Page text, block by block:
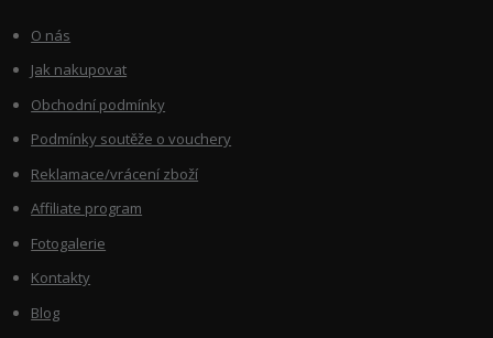
O nás
Jak nakupovat
Obchodní podmínky
Podmínky soutěže o vouchery
Reklamace/vrácení zboží
Affiliate program
Fotogalerie
Kontakty
Blog